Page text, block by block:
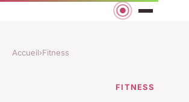
Accueil›Fitness
FITNESS